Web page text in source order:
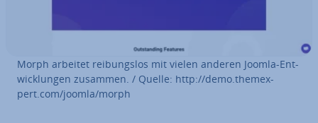
Morph arbeitet rei­bungs­los mit vielen anderen Joomla-Ent­
wick­lun­gen zusammen. / Quelle: http://demo.them­ex­
pert.com/joomla/morph